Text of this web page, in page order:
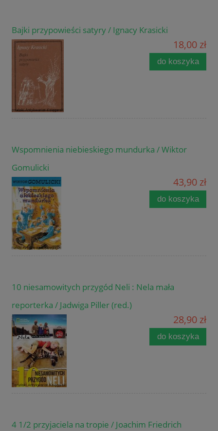
Bajki przypowieści satyry / Ignacy Krasicki
18,00 zł
do koszyka
Wspomnienia niebieskiego mundurka / Wiktor
Gomulicki
43,90 zł
do koszyka
10 niesamowitych przygód Neli : Nela mała
reporterka / Jadwiga Piller (red.)
28,90 zł
do koszyka
4 1/2 przyjaciela na tropie / Joachim Friedrich